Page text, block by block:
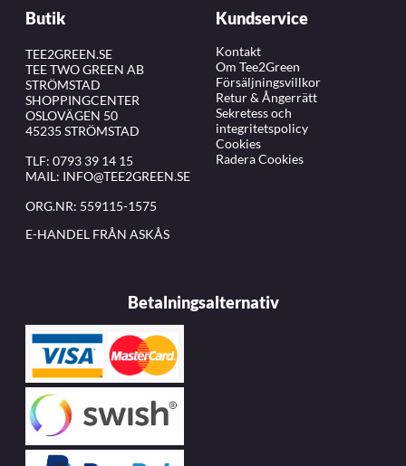
Butik
TEE2GREEN.SE
TEE TWO GREEN AB
STRÖMSTAD
SHOPPINGCENTER
OSLOVÄGEN 50
45235 STRÖMSTAD
TLF: 0793 39 14 15
MAIL: INFO@TEE2GREEN.SE
ORG.NR: 559115-1575
E-HANDEL FRÅN ASKÅS
Kundservice
Kontakt
Om Tee2Green
Försäljningsvillkor
Retur & Ångerrätt
Sekretess och
integritetspolicy
Cookies
Radera Cookies
Betalningsalternativ